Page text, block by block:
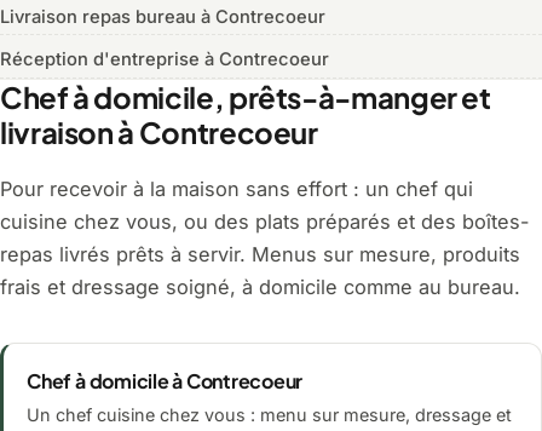
Livraison repas bureau à Contrecoeur
Réception d'entreprise à Contrecoeur
Chef à domicile, prêts-à-manger et
livraison à Contrecoeur
Pour recevoir à la maison sans effort : un chef qui
cuisine chez vous, ou des plats préparés et des boîtes-
repas livrés prêts à servir. Menus sur mesure, produits
frais et dressage soigné, à domicile comme au bureau.
Chef à domicile à Contrecoeur
Un chef cuisine chez vous : menu sur mesure, dressage et